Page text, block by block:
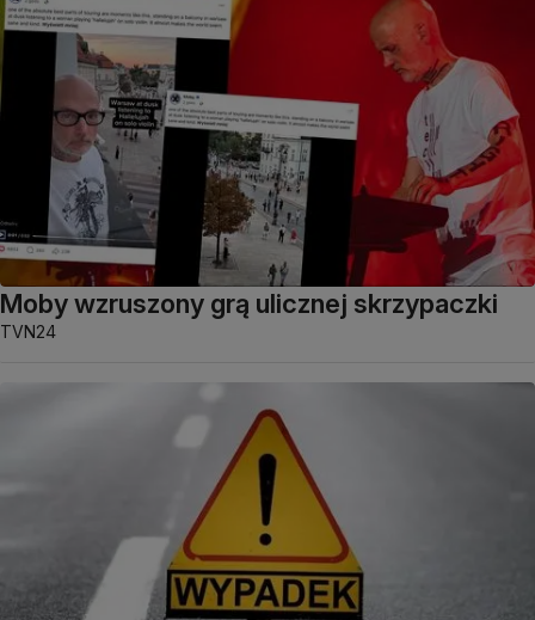
Moby wzruszony grą ulicznej skrzypaczki
TVN24